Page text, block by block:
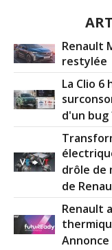
Renault
restylée
La Clio 6
d'un bug
drôle de
de
Renault